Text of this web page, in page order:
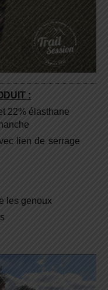
:
22% élasthane
lien de serrage
les genoux